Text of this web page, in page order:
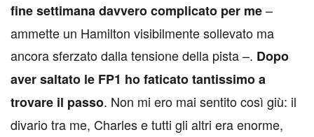
fine settimana davvero complicato per me–
ammette un Hamilton visibilmente sollevato ma
ancora sferzato dalla tensione della pista –. Dopo
aver saltato le FP1 ho faticato tantissimo a
trovare il passo. Non mi ero mai sentito così giù: il
divario tra me, Charles e tutti gli altri era enorme,